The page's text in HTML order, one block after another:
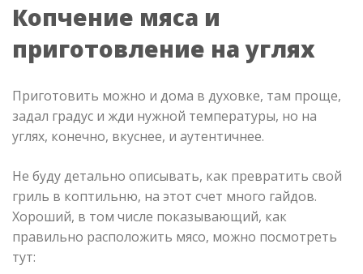
Копчение мяса и
приготовление на углях
Приготовить можно и дома в духовке, там проще,
задал градус и жди нужной температуры, но на
углях, конечно, вкуснее, и аутентичнее.
Не буду детально описывать, как превратить свой
гриль в коптильню, на этот счет много гайдов.
Хороший, в том числе показывающий, как
правильно расположить мясо, можно посмотреть
тут: